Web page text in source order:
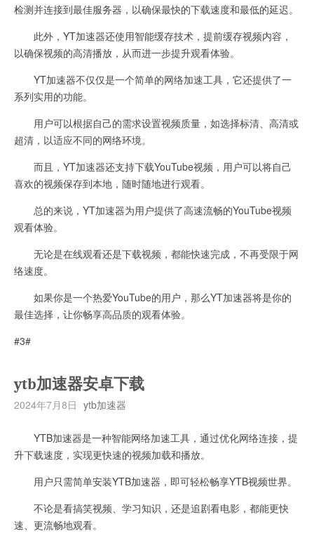
检测并连接到最佳服务器，以确保最快的下载速度和最低的延迟。
此外，YT加速器还使用智能缓存技术，提前缓存视频内容，
以确保视频的高清播放，从而进一步提升观看体验。
YT加速器不仅仅是一个简单的网络加速工具，它还提供了一
系列实用的功能。
用户可以根据自己的需求设置视频质量，如选择标清、高清或
超清，以适应不同的网络环境。
而且，YT加速器还支持下载YouTube视频，用户可以将自己
喜欢的视频保存到本地，随时随地进行观看。
总的来说，YT加速器为用户提供了高速流畅的YouTube视频
观看体验。
无论是在线观看还是下载视频，都能快速完成，不再受限于网
络速度。
如果你是一个热爱YouTube的用户，那么YT加速器将是你的
最佳选择，让你畅享高品质的观看体验。
#3#
ytb加速器安卓下载
2024年7月8日 ytb加速器
YTB加速器是一种智能网络加速工具，通过优化网络连接，提
升下载速度，实现更快速的视频加载和播放。
用户只需简单安装YTB加速器，即可轻松畅享YTB视频世界。
不论是看搞笑视频、学习知识，还是追剧看电影，都能更快
速、更流畅地观看。